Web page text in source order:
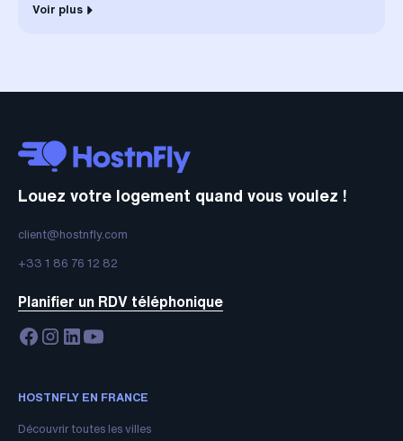
Voir plus
Louez votre logement quand vous voulez !
client@hostnfly.com
+33 1 86 76 12 82
Planifier un RDV téléphonique
HOSTNFLY EN FRANCE
Découvrir toutes les villes